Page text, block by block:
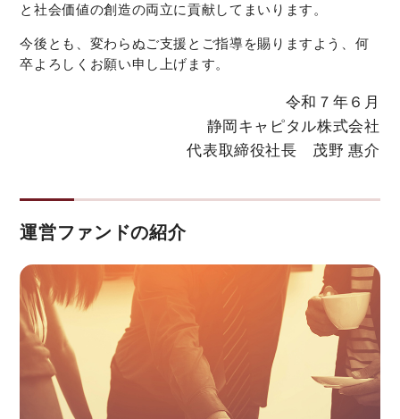
と社会価値の創造の両立に貢献してまいります。
今後とも、変わらぬご支援とご指導を賜りますよう、何
卒よろしくお願い申し上げます。
令和７年６月
静岡キャピタル株式会社
代表取締役社長 茂野 惠介
運営ファンドの紹介